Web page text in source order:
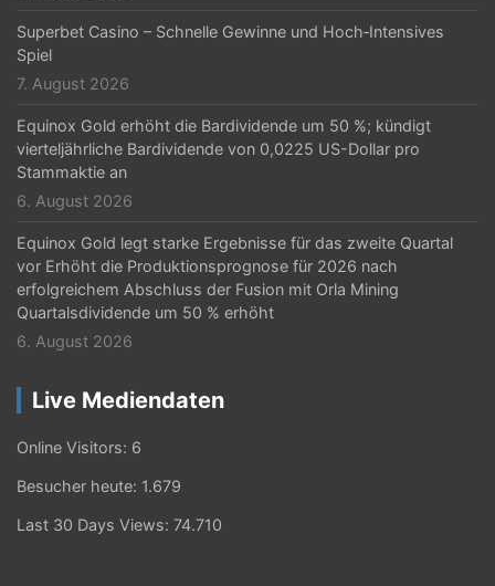
Superbet Casino – Schnelle Gewinne und Hoch‑Intensives
Spiel
7. August 2026
Equinox Gold erhöht die Bardividende um 50 %; kündigt
vierteljährliche Bardividende von 0,0225 US-Dollar pro
Stammaktie an
6. August 2026
Equinox Gold legt starke Ergebnisse für das zweite Quartal
vor Erhöht die Produktionsprognose für 2026 nach
erfolgreichem Abschluss der Fusion mit Orla Mining
Quartalsdividende um 50 % erhöht
6. August 2026
Live Mediendaten
Online Visitors: 6
Besucher heute: 1.679
Last 30 Days Views: 74.710